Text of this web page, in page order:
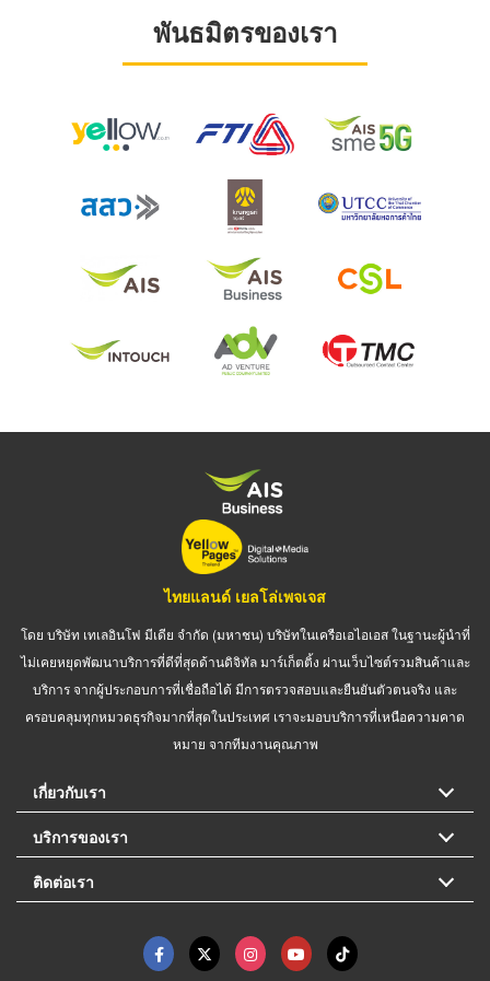
พันธมิตรของเรา
ไทยแลนด์ เยลโล่เพจเจส
โดย บริษัท เทเลอินโฟ มีเดีย จำกัด (มหาชน) บริษัทในเครือเอไอเอส ในฐานะผู้นำที่
ไม่เคยหยุดพัฒนาบริการที่ดีที่สุดด้านดิจิทัล มาร์เก็ตติ้ง ผ่านเว็บไซต์รวมสินค้าและ
บริการ จากผู้ประกอบการที่เชื่อถือได้ มีการตรวจสอบและยืนยันตัวตนจริง และ
ครอบคลุมทุกหมวดธุรกิจมากที่สุดในประเทศ เราจะมอบบริการที่เหนือความคาด
หมาย จากทีมงานคุณภาพ
เกี่ยวกับเรา
บริการของเรา
ติดต่อเรา